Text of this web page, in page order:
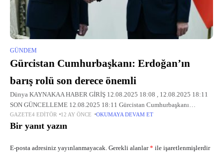
GÜNDEM
Gürcistan Cumhurbaşkanı: Erdoğan’ın
barış rolü son derece önemli
Dünya KAYNAKAA HABER GİRİŞ 12.08.2025 18:08 , 12.08.2025 18:11
SON GÜNCELLEME 12.08.2025 18:11 Gürcistan Cumhurbaşkanı
Kavelaşvili, "(Rusya-Ukrayna Savaşı) Cumhurbaşkanının (Erdoğan)
göstermiş olduğu rol çatışan taraflar arasında barışın tesisi açısından son
GAZETE4 EDITÖR 12 AY ÖNCE OKUMAYA DEVAM ET
Bir yanıt yazın
E-posta adresiniz yayınlanmayacak. Gerekli alanlar* ile işaretlenmişlerdir